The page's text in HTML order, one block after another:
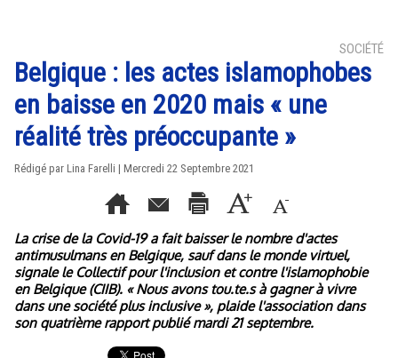
SOCIÉTÉ
Belgique : les actes islamophobes
en baisse en 2020 mais « une
réalité très préoccupante »
Rédigé par Lina Farelli | Mercredi 22 Septembre 2021
La crise de la Covid-19 a fait baisser le nombre d'actes
antimusulmans en Belgique, sauf dans le monde virtuel,
signale le Collectif pour l'inclusion et contre l'islamophobie
en Belgique (CIIB). « Nous avons tou.te.s à gagner à vivre
dans une société plus inclusive », plaide l'association dans
son quatrième rapport publié mardi 21 septembre.